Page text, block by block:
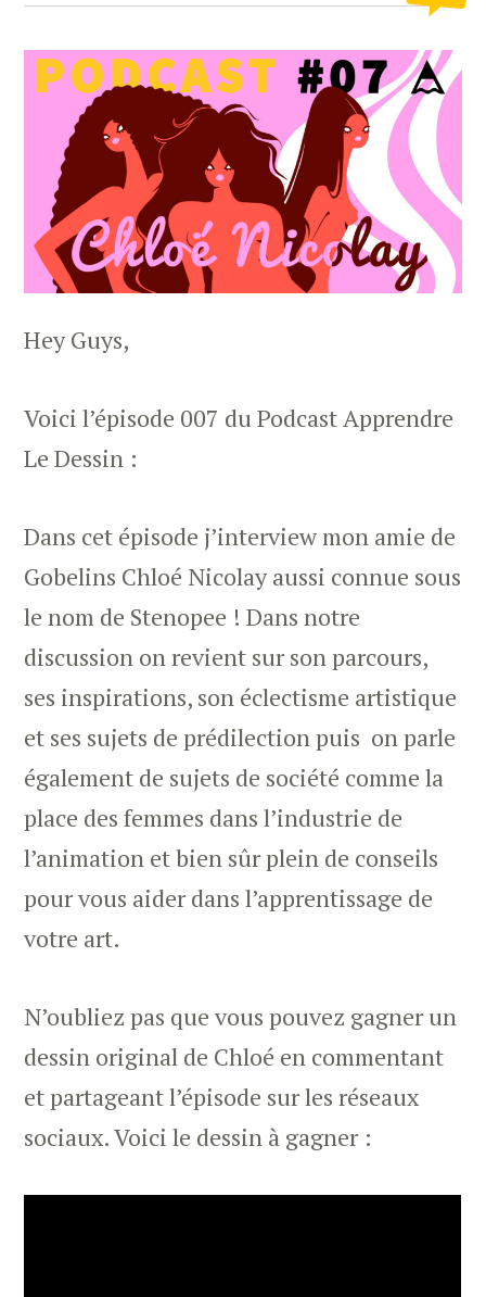
Hey Guys,
Voici l’épisode 007 du Podcast Apprendre
Le Dessin :
Dans cet épisode j’interview mon amie de
Gobelins Chloé Nicolay aussi connue sous
le nom de Stenopee ! Dans notre
discussion on revient sur son parcours,
ses inspirations, son éclectisme artistique
et ses sujets de prédilection puis on parle
également de sujets de société comme la
place des femmes dans l’industrie de
l’animation et bien sûr plein de conseils
pour vous aider dans l’apprentissage de
votre art.
N’oubliez pas que vous pouvez gagner un
dessin original de Chloé en commentant
et partageant l’épisode sur les réseaux
sociaux. Voici le dessin à gagner :